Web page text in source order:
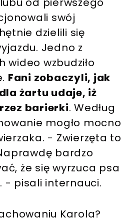
swój
dzielili się
Jedno z
wideo wzbudziło
Fani zobaczyli, jak
żartu udaje, iż
barierki. Według
mogło mocno
- Zwierzęta to
bardzo
że się wyrzuca psa
- pisali internauci.
Karola?